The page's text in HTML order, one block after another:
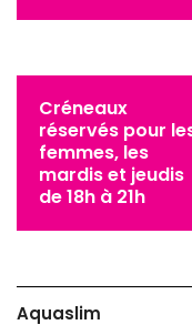
Créneaux
réservés pour
femmes, les
mardis et jeudis
de 18h à 21h
Aquaslim